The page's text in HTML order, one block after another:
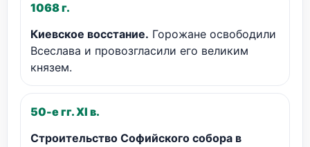
1068 г.
Киевское восстание. Горожане освободили
Всеслава и провозгласили его великим
князем.
50-е гг. XI в.
Строительство Софийского собора в